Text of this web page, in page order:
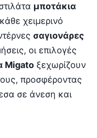
μποτάκια
χειμερινό
σαγιονάρες
οι επιλογές
Migato ξεχωρίζουν
προσφέροντας
σε άνεση και